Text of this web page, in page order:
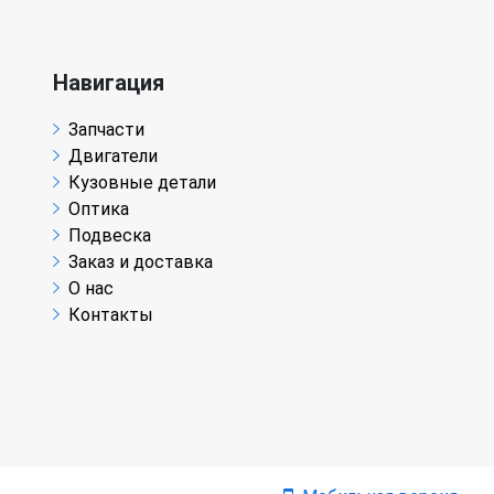
Навигация
Запчасти
Двигатели
Кузовные детали
Оптика
Подвеска
Заказ и доставка
О нас
Контакты